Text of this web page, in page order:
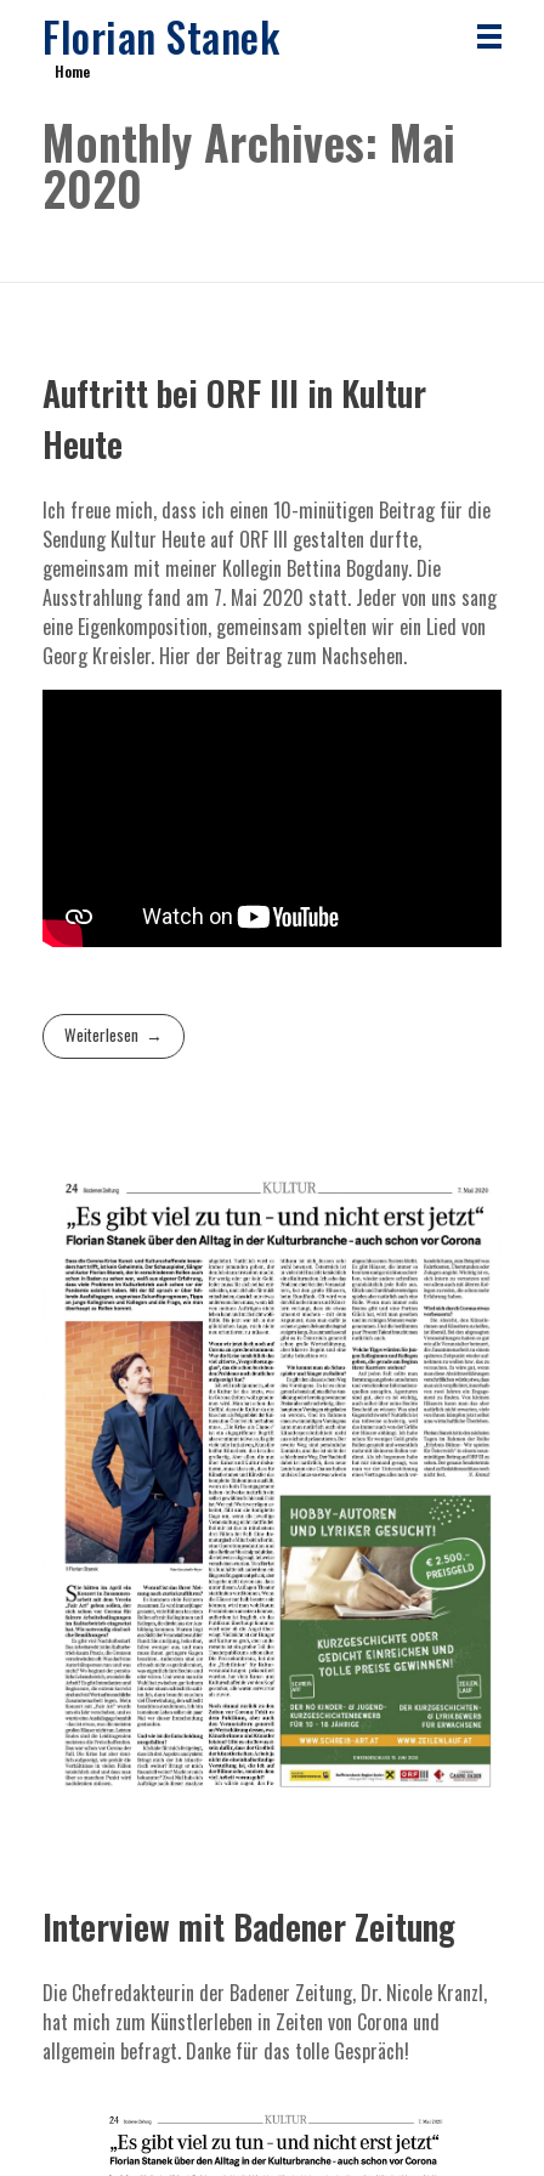
Florian Stanek
Home
Monthly Archives: Mai
2020
Auftritt bei ORF III in Kultur
Heute
Ich freue mich, dass ich einen 10-minütigen Beitrag für die
Sendung Kultur Heute auf ORF III gestalten durfte,
gemeinsam mit meiner Kollegin Bettina Bogdany. Die
Ausstrahlung fand am 7. Mai 2020 statt. Jeder von uns sang
eine Eigenkomposition, gemeinsam spielten wir ein Lied von
Georg Kreisler. Hier der Beitrag zum Nachsehen.
Weiterlesen
Interview mit Badener Zeitung
Die Chefredakteurin der Badener Zeitung, Dr. Nicole Kranzl,
hat mich zum Künstlerleben in Zeiten von Corona und
allgemein befragt. Danke für das tolle Gespräch!